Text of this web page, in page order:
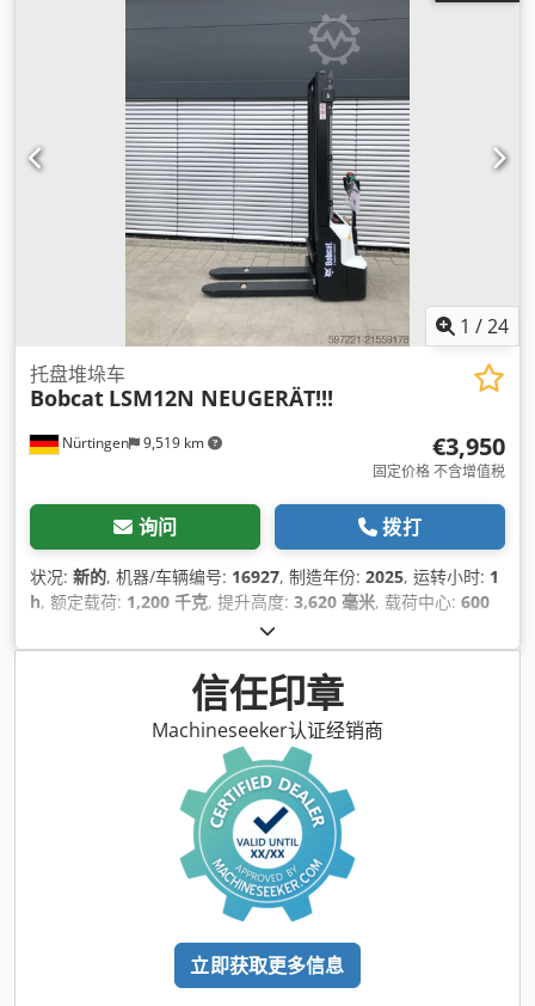
1 /24
Nürtingen 9,519 km
托盘堆垛车
Bobcat LSM12N NEUGERÄT!!!
€3,950
固定价格 不含增值税
询问 拨打
状况: 新的, 机器/车辆编号: 16927, 制造年份: 2025, 运转小时: 1
h, 额定载荷: 1,200 千克, 提升高度: 3,620 毫米, 载荷中心: 600
, 桅杆类型:单向（Simplex）
2,280 毫米, 电池电压:24 V, 叉长:1,150 毫米, 总重量:576 千
信任印章
Machineseeker认证经销商
立即获取更多信息